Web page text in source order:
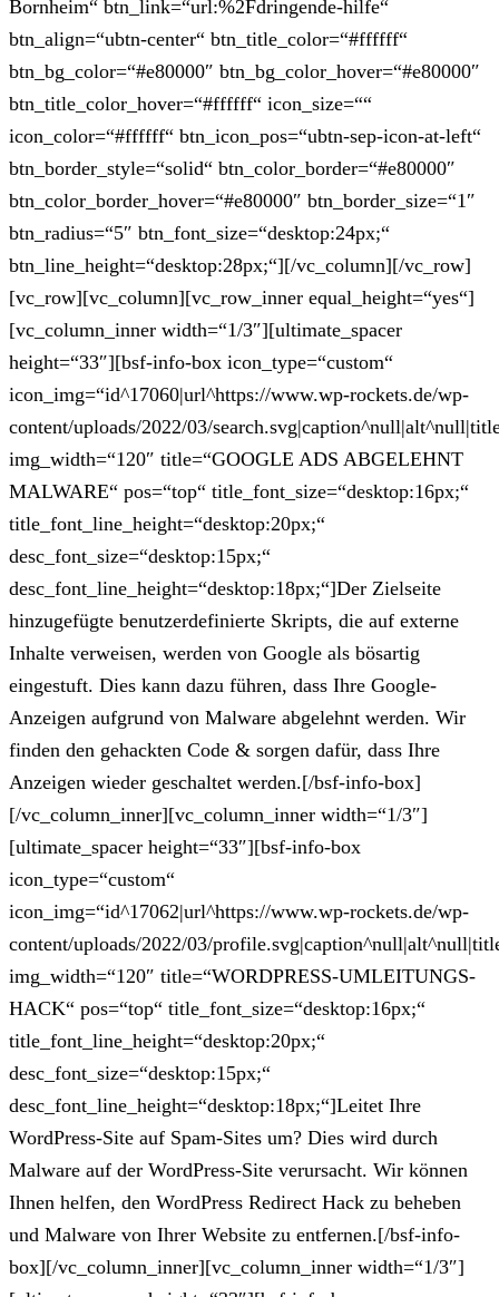
Bornheim“ btn_link=“url:%2Fdringende-hilfe“
btn_align=“ubtn-center“ btn_title_color=“#ffffff“
btn_bg_color=“#e80000″ btn_bg_color_hover=“#e80000″
btn_title_color_hover=“#ffffff“ icon_size=““
icon_color=“#ffffff“ btn_icon_pos=“ubtn-sep-icon-at-left“
btn_border_style=“solid“ btn_color_border=“#e80000″
btn_color_border_hover=“#e80000″ btn_border_size=“1″
btn_radius=“5″ btn_font_size=“desktop:24px;“
btn_line_height=“desktop:28px;“][/vc_column][/vc_row]
[vc_row][vc_column][vc_row_inner equal_height=“yes“]
[vc_column_inner width=“1/3″][ultimate_spacer
height=“33″][bsf-info-box icon_type=“custom“
icon_img=“id^17060|url^https://www.wp-rockets.de/wp-
content/uploads/2022/03/
img_width=“120″ title=“GOOGLE ADS ABGELEHNT
MALWARE“ pos=“top“ title_font_size=“desktop:16px;“
title_font_line_height=“desktop:20px;“
desc_font_size=“desktop:15px;“
desc_font_line_height=“desktop:18px;“]Der Zielseite
hinzugefügte benutzerdefinierte Skripts, die auf externe
Inhalte verweisen, werden von Google als bösartig
eingestuft. Dies kann dazu führen, dass Ihre Google-
Anzeigen aufgrund von Malware abgelehnt werden. Wir
finden den gehackten Code & sorgen dafür, dass Ihre
Anzeigen wieder geschaltet werden.[/bsf-info-box]
[/vc_column_inner][vc_column_inner width=“1/3″]
[ultimate_spacer height=“33″][bsf-info-box
icon_type=“custom“
icon_img=“id^17062|url^https://www.wp-rockets.de/wp-
content/uploads/2022/03/
img_width=“120″ title=“WORDPRESS-UMLEITUNGS-
HACK“ pos=“top“ title_font_size=“desktop:16px;“
title_font_line_height=“desktop:20px;“
desc_font_size=“desktop:15px;“
desc_font_line_height=“desktop:18px;“]Leitet Ihre
WordPress-Site auf Spam-Sites um? Dies wird durch
Malware auf der WordPress-Site verursacht. Wir können
Ihnen helfen, den WordPress Redirect Hack zu beheben
und Malware von Ihrer Website zu entfernen.[/bsf-info-
box][/vc_column_inner][vc_column_inner width=“1/3″]